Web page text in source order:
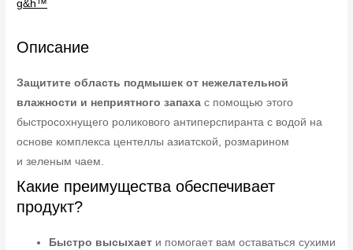
g&h™
Описание
Защитите область подмышек от нежелательной
влажности и неприятного запаха с помощью этого
быстросохнущего роликового антиперспиранта с водой на
основе комплекса центеллы азиатской, розмарином
и зеленым чаем.
Какие преимущества обеспечивает
продукт?
Быстро высыхает и помогает вам оставаться сухими